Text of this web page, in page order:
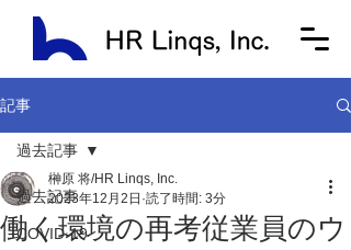
記事
過去記事
COVID-19
過去記事
働く環境の再考従業員のウ
榊原 将/HR Linqs, Inc.
2023年12月2日 読了時間: 3分